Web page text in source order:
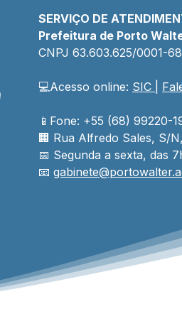
SERVIÇO DE
Prefeitura de Porto
CNPJ 63.603.625/0001-68
💻Acesso online: SIC
📱Fone: +55 (68) 99220-
🏢 Rua Alfredo Sales, S/
📅 Segunda a sexta, das
📧 gabinete@portowalter